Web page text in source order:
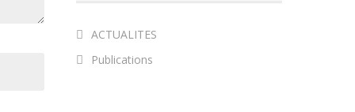
ACTUALITES
Publications